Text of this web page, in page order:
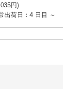
円)
出荷日：4 日目 ～